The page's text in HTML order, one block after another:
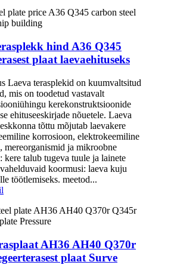
hind A36 Q345
plaat laevaehituseks
Laeva terasplekid on kuumvaltsitud
mis on toodetud vastavalt
kerekonstruktsioonide
ehituseeskirjade nõuetele. Laeva
tõttu mõjutab laevakere
korrosioon, elektrokeemiline
mereorganismid ja mikroobne
kere talub tugeva tuule ja lainete
koormusi: laeva kuju
töötlemiseks. meetod...
AH36 AH40 Q370r
plaat Surve